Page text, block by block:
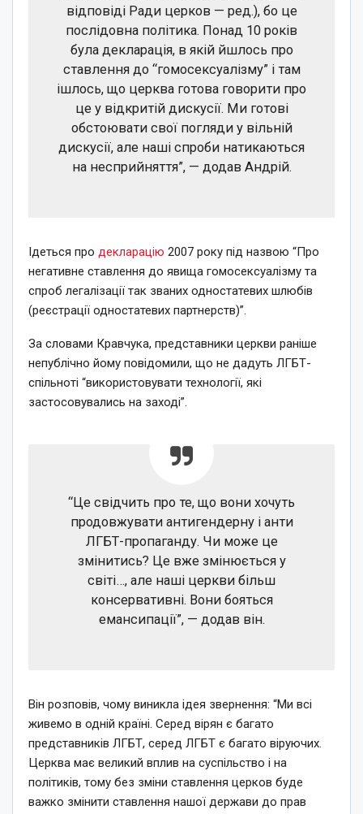
відповіді Ради церков — ред.), бо це
послідовна політика. Понад 10 років
була декларація, в якій йшлось про
ставлення до “гомосексуалізму” і там
ішлось, що церква готова говорити про
це у відкритій дискусії. Ми готові
обстоювати свої погляди у вільній
дискусії, але наші спроби натикаються
на несприйняття”, — додав Андрій.
Ідеться про декларацію 2007 року під назвою “Про
негативне ставлення до явища гомосексуалізму та
спроб легалізації так званих одностатевих шлюбів
(реєстрації одностатевих партнерств)”.
За словами Кравчука, представники церкви раніше
непублічно йому повідомили, що не дадуть ЛГБТ-
спільноті “використовувати технології, які
застосовувались на заході”.
“Це свідчить про те, що вони хочуть
продовжувати антигендерну і анти
ЛГБТ-пропаганду. Чи може це
змінитись? Це вже змінюється у
світі…, але наші церкви більш
консервативні. Вони бояться
емансипації”, — додав він.
Він розповів, чому виникла ідея звернення: “Ми всі
живемо в одній країні. Серед вірян є багато
представників ЛГБТ, серед ЛГБТ є багато віруючих.
Церква має великий вплив на суспільство і на
політиків, тому без зміни ставлення церков буде
важко змінити ставлення нашої держави до прав